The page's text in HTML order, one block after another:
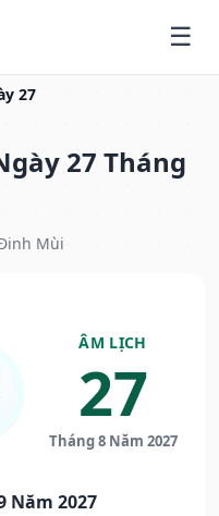
27
27 Tháng
Mùi
ÂM LỊCH
27
Tháng 8 Năm 2027
Năm 2027